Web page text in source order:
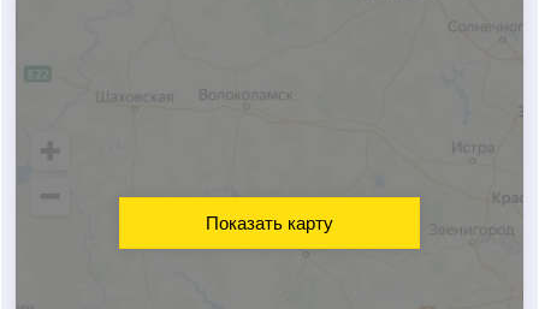
Показать карту